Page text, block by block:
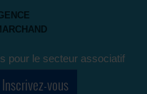
pour le secteur associatif
Inscrivez-vous